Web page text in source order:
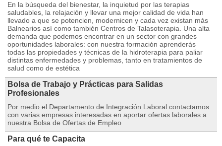
En la búsqueda del bienestar, la inquietud por las terapias
saludables, la relajación y llevar una mejor calidad de vida han
llevado a que se potencien, modernicen y cada vez existan más
Balnearios así como también Centros de Talasoterapia. Una alta
demanda que podemos encontrar en un sector con grandes
oportunidades laborales: con nuestra formación aprenderás
todas las propiedades y técnicas de la hidroterapia para paliar
distintas enfermedades y problemas, tanto en tratamientos de
salud como de estética
Bolsa de Trabajo y Prácticas para Salidas
Profesionales
Por medio el Departamento de Integración Laboral contactamos
con varias empresas interesadas en aportar ofertas laborales a
nuestra Bolsa de Ofertas de Empleo
Para qué te Capacita